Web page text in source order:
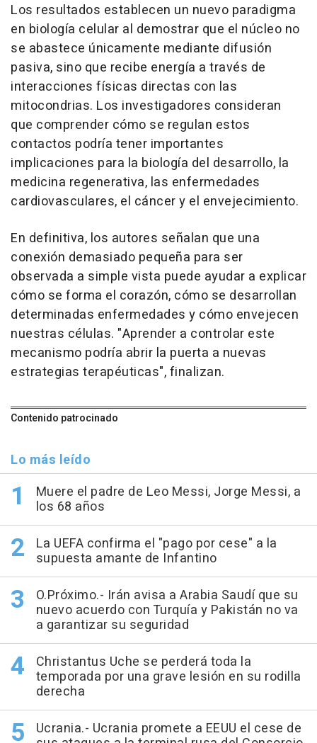
Los resultados establecen un nuevo paradigma
en biología celular al demostrar que el núcleo no
se abastece únicamente mediante difusión
pasiva, sino que recibe energía a través de
interacciones físicas directas con las
mitocondrias. Los investigadores consideran
que comprender cómo se regulan estos
contactos podría tener importantes
implicaciones para la biología del desarrollo, la
medicina regenerativa, las enfermedades
cardiovasculares, el cáncer y el envejecimiento.
En definitiva, los autores señalan que una
conexión demasiado pequeña para ser
observada a simple vista puede ayudar a explicar
cómo se forma el corazón, cómo se desarrollan
determinadas enfermedades y cómo envejecen
nuestras células. "Aprender a controlar este
mecanismo podría abrir la puerta a nuevas
estrategias terapéuticas", finalizan.
Contenido patrocinado
Lo más leído
Muere el padre de Leo Messi, Jorge Messi, a
los 68 años
La UEFA confirma el "pago por cese" a la
supuesta amante de Infantino
O.Próximo.- Irán avisa a Arabia Saudí que su
nuevo acuerdo con Turquía y Pakistán no va
a garantizar su seguridad
Christantus Uche se perderá toda la
temporada por una grave lesión en su rodilla
derecha
Ucrania.- Ucrania promete a EEUU el cese de